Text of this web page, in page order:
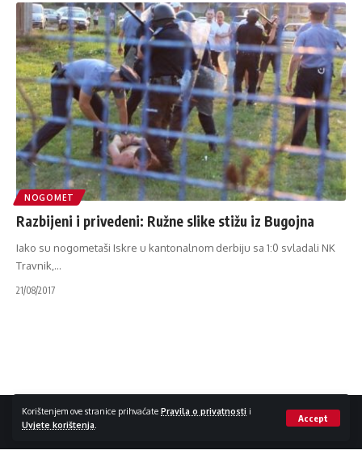
Korištenjem ove stranice prihvaćate Pravila o privatnosti i
Uvjete korištenja
Accept
NOGOMET
Razbijeni i privedeni: Ružne slike stižu iz Bugojna
Iako su nogometaši Iskre u kantonalnom derbiju sa 1:0 svladali NK
Travnik, …
21/08/2017
Impressum / Kontakt Zaštita privatnosti